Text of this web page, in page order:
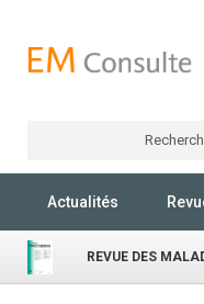
Actualités
REVUE DES